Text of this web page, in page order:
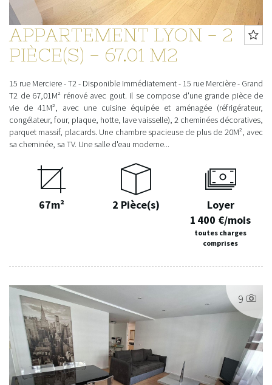
APPARTEMENT LYON - 2
PIÈCE(S) - 67.01 M2
15 rue Merciere - T2 - Disponible Immédiatement - 15 rue Mercière - Grand
T2 de 67,01M² rénové avec gout. il se compose d'une grande pièce de
vie de 41M², avec une cuisine équipée et aménagée (réfrigérateur,
congélateur, four, plaque, hotte, lave vaisselle), 2 cheminées décoratives,
parquet massif, placards. Une chambre spacieuse de plus de 20M², avec
sa cheminée, sa TV. Une salle d'eau moderne...
67m² 2 Pièce(s)
Loyer
1 400 €/mois
toutes charges
comprises
9